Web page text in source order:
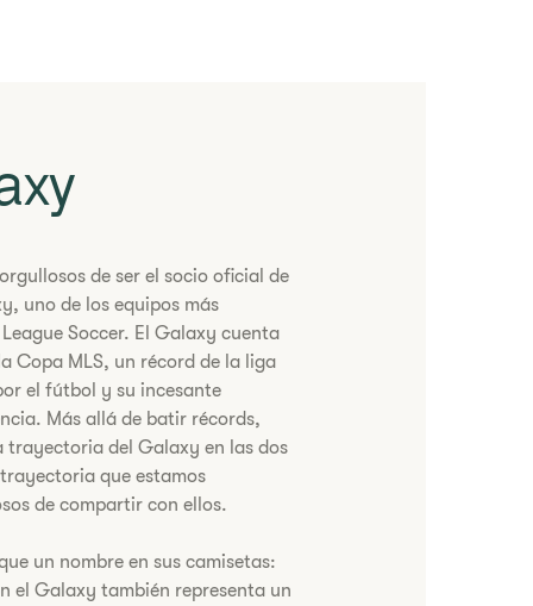
de ser el socio oficial de
uno de los equipos más
Soccer. El Galaxy cuenta
Copa MLS, un récord de la liga
el fútbol y su incesante
Más allá de batir récords,
trayectoria del Galaxy en las dos
que estamos
de compartir con ellos.
un nombre en sus camisetas:
el Galaxy también representa un